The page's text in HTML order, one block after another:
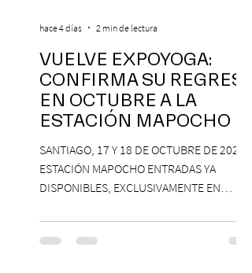
VUELVE EXPOYOGA:
CONFIRMA SU REGRESO
EN OCTUBRE A LA
ESTACIÓN MAPOCHO
SANTIAGO, 17 Y 18 DE OCTUBRE DE 2026,
ESTACIÓN MAPOCHO ENTRADAS YA
DISPONIBLES, EXCLUSIVAMENTE EN
con una edición renovada que reunirá
yoga, bienestar y vida consciente, con la
hace 4 días 2 min de lectura